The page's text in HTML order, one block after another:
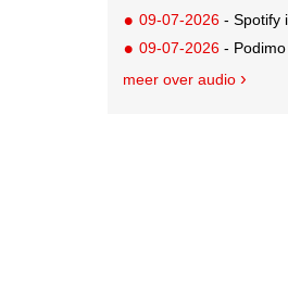
09-07-2026 - Spotify
09-07-2026 -
meer over audio